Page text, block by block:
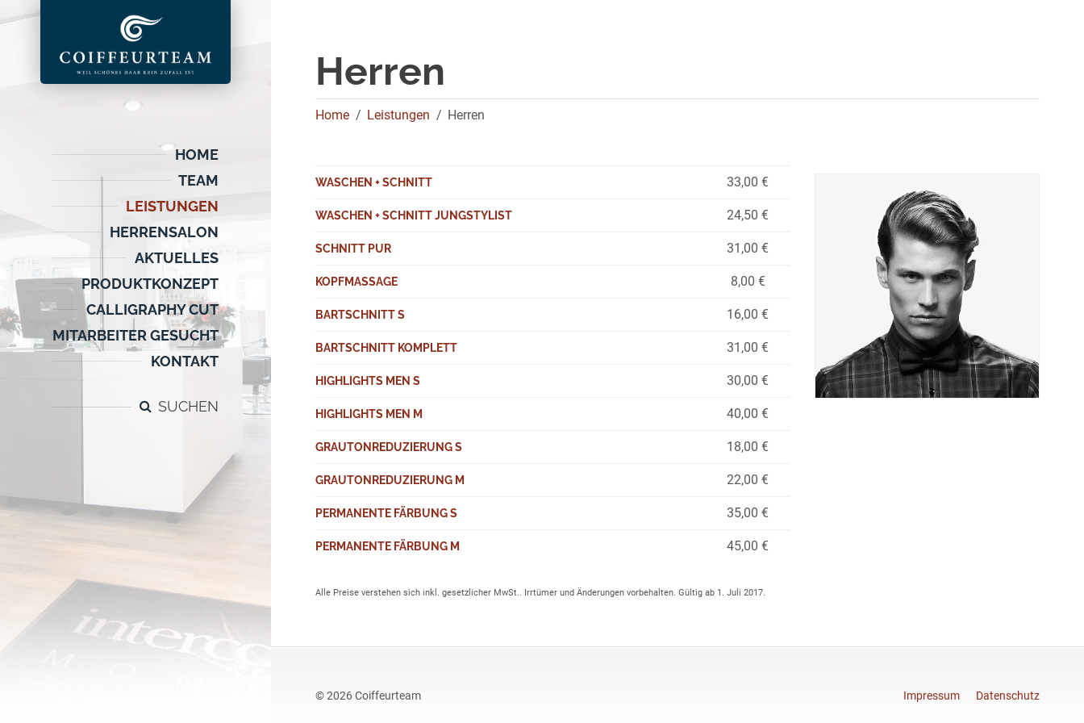
HOME
TEAM
LEISTUNGEN
HERRENSALON
AKTUELLES
PRODUKTKONZEPT
CALLIGRAPHY CUT
MITARBEITER GESUCHT
KONTAKT
SUCHEN
Herren
Home Leistungen Herren
WASCHEN + SCHNITT 33,00 €
WASCHEN + SCHNITT JUNGSTYLIST 24,50 €
SCHNITT PUR 31,00 €
KOPFMASSAGE 8,00 €
BARTSCHNITT S 16,00 €
BARTSCHNITT KOMPLETT 31,00 €
HIGHLIGHTS MEN S 30,00 €
HIGHLIGHTS MEN M 40,00 €
GRAUTONREDUZIERUNG S 18,00 €
GRAUTONREDUZIERUNG M 22,00 €
PERMANENTE FÄRBUNG S 35,00 €
PERMANENTE FÄRBUNG M 45,00 €
Alle Preise verstehen sich inkl. gesetzlicher MwSt.. Irrtümer und Änderungen vorbehalten. Gültig ab 1. Juli 2017.
Impressum Datenschutz
© 2026 Coiffeurteam